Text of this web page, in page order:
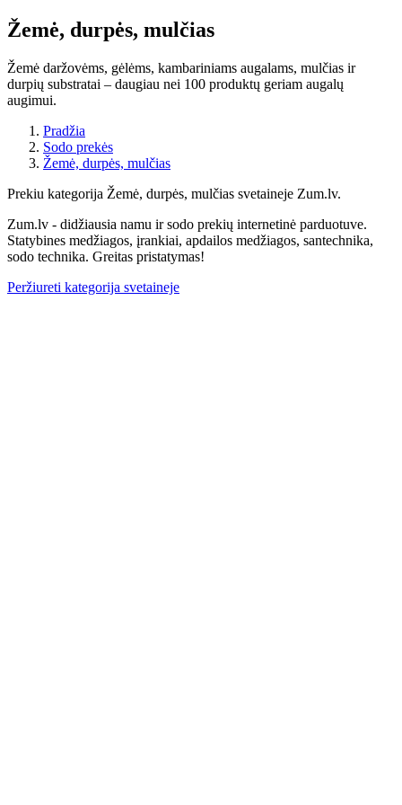
Žemė, durpės, mulčias
Žemė daržovėms, gėlėms, kambariniams augalams, mulčias ir
durpių substratai – daugiau nei 100 produktų geriam augalų
augimui.
Pradžia
Sodo prekės
Žemė, durpės, mulčias
Prekiu kategorija Žemė, durpės, mulčias svetaineje Zum.lv.
Zum.lv - didžiausia namu ir sodo prekių internetinė parduotuve.
Statybines medžiagos, įrankiai, apdailos medžiagos, santechnika,
sodo technika. Greitas pristatymas!
Peržiureti kategorija svetaineje